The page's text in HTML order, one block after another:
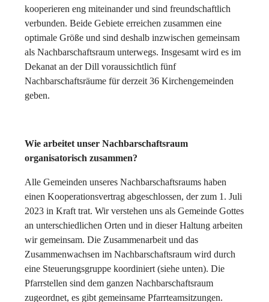
kooperieren eng miteinander und sind freundschaftlich
verbunden. Beide Gebiete erreichen zusammen eine
optimale Größe und sind deshalb inzwischen gemeinsam
als Nachbarschaftsraum unterwegs. Insgesamt wird es im
Dekanat an der Dill voraussichtlich fünf
Nachbarschaftsräume für derzeit 36 Kirchengemeinden
geben.
Wie arbeitet unser Nachbarschaftsraum
organisatorisch zusammen?
Alle Gemeinden unseres Nachbarschaftsraums haben
einen Kooperationsvertrag abgeschlossen, der zum 1. Juli
2023 in Kraft trat. Wir verstehen uns als Gemeinde Gottes
an unterschiedlichen Orten und in dieser Haltung arbeiten
wir gemeinsam. Die Zusammenarbeit und das
Zusammenwachsen im Nachbarschaftsraum wird durch
eine Steuerungsgruppe koordiniert (siehe unten). Die
Pfarrstellen sind dem ganzen Nachbarschaftsraum
zugeordnet, es gibt gemeinsame Pfarrteamsitzungen.